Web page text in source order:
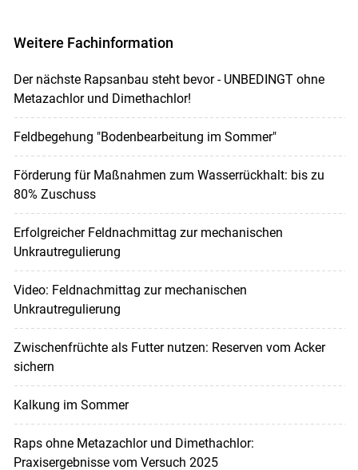
Weitere Fachinformation
Der nächste Rapsanbau steht bevor - UNBEDINGT ohne
Metazachlor und Dimethachlor!
Feldbegehung "Bodenbearbeitung im Sommer"
Förderung für Maßnahmen zum Wasserrückhalt: bis zu
80% Zuschuss
Erfolgreicher Feldnachmittag zur mechanischen
Unkrautregulierung
Video: Feldnachmittag zur mechanischen
Unkrautregulierung
Zwischenfrüchte als Futter nutzen: Reserven vom Acker
sichern
Kalkung im Sommer
Raps ohne Metazachlor und Dimethachlor:
Praxisergebnisse vom Versuch 2025